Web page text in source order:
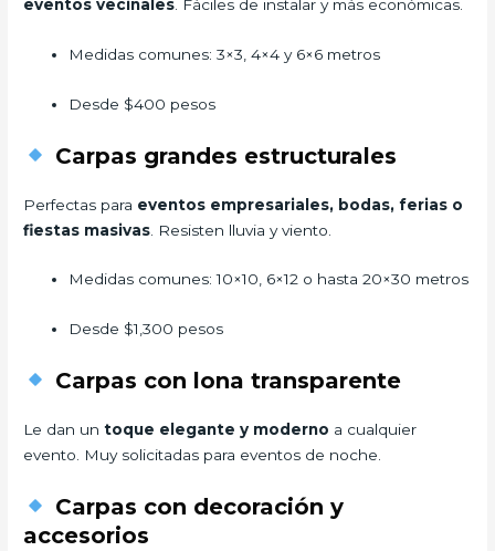
eventos vecinales . Fáciles de instalar y más económicas.
Medidas comunes: 3×3, 4×4 y 6×6 metros
Desde $400 pesos
Carpas grandes estructurales
Perfectas para eventos empresariales, bodas, ferias o
fiestas masivas . Resisten lluvia y viento.
Medidas comunes: 10×10, 6×12 o hasta 20×30 metros
Desde $1,300 pesos
Carpas con lona transparente
Le dan untoque elegante y moderno a cualquier
evento. Muy solicitadas para eventos de noche.
Carpas con decoración y
accesorios